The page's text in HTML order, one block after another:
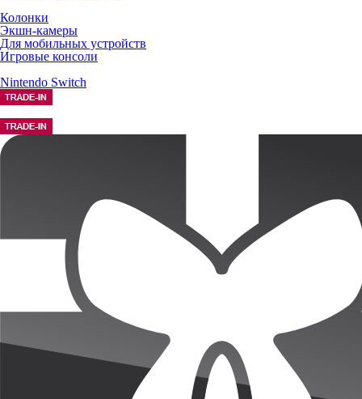
Колонки
Экшн-камеры
Для мобильных устройств
Игровые консоли
Nintendo Switch